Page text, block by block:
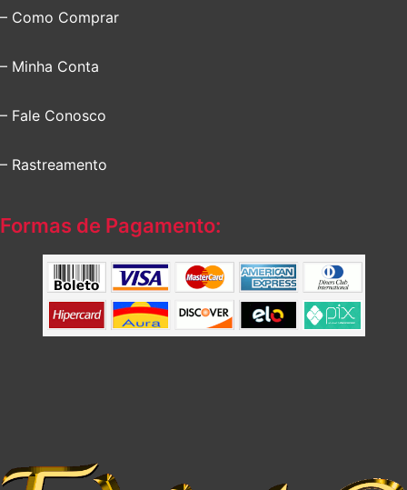
– Como Comprar
– Minha Conta
– Fale Conosco
– Rastreamento
Formas de Pagamento: